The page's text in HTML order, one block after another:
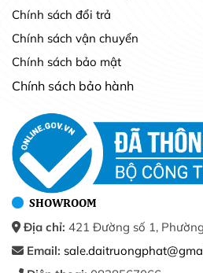
Chính sách đổi trả
Chính sách vận chuyển
Chính sách bảo mật
Chính sách bảo hành
SHOWROOM
Địa chỉ: 421 Đường số 1,
Email: